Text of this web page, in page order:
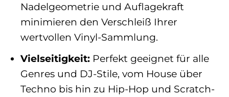
Nadelgeometrie und Auflagekraft
minimieren den Verschleiß Ihrer
wertvollen Vinyl-Sammlung.
Vielseitigkeit:Perfekt geeignet für alle
Genres und DJ-Stile, vom House über
Techno bis hin zu Hip-Hop und Scratch-